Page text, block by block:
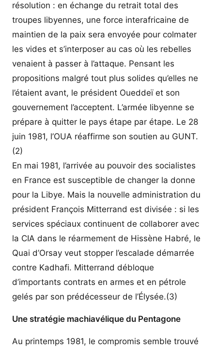
résolution : en échange du retrait total des
troupes libyennes, une force interafricaine de
maintien de la paix sera envoyée pour colmater
les vides et s’interposer au cas où les rebelles
venaient à passer à l’attaque. Pensant les
propositions malgré tout plus solides qu’elles ne
l’étaient avant, le président Oueddeï et son
gouvernement l’acceptent. L’armée libyenne se
prépare à quitter le pays étape par étape. Le 28
juin 1981, l’OUA réaffirme son soutien au GUNT.
(2)
En mai 1981, l’arrivée au pouvoir des socialistes
en France est susceptible de changer la donne
pour la Libye. Mais la nouvelle administration du
président François Mitterrand est divisée : si les
services spéciaux continuent de collaborer avec
la CIA dans le réarmement de Hissène Habré, le
Quai d’Orsay veut stopper l’escalade démarrée
contre Kadhafi. Mitterrand débloque
d’importants contrats en armes et en pétrole
gelés par son prédécesseur de l’Élysée.(3)
Une stratégie machiavélique du Pentagone
Au printemps 1981, le compromis semble trouvé